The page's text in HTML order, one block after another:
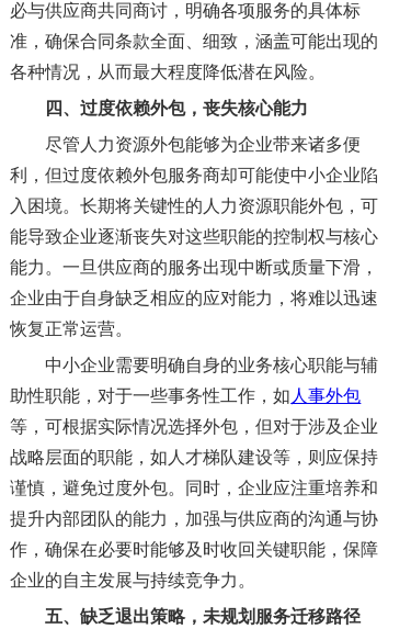
必与供应商共同商讨，明确各项服务的具体标
准，确保合同条款全面、细致，涵盖可能出现的
各种情况，从而最大程度降低潜在风险。
四、过度依赖外包，丧失核心能力
尽管人力资源外包能够为企业带来诸多便
利，但过度依赖外包服务商却可能使中小企业陷
入困境。长期将关键性的人力资源职能外包，可
能导致企业逐渐丧失对这些职能的控制权与核心
能力。一旦供应商的服务出现中断或质量下滑，
企业由于自身缺乏相应的应对能力，将难以迅速
恢复正常运营。
中小企业需要明确自身的业务核心职能与辅
助性职能，对于一些事务性工作，如 人事外包
等，可根据实际情况选择外包，但对于涉及企业
战略层面的职能，如人才梯队建设等，则应保持
谨慎，避免过度外包。同时，企业应注重培养和
提升内部团队的能力，加强与供应商的沟通与协
作，确保在必要时能够及时收回关键职能，保障
企业的自主发展与持续竞争力。
五、缺乏退出策略，未规划服务迁移路径